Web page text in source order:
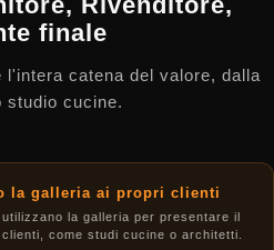
finale
l'intera catena del valore, dalla
studio cucine.
la galleria ai propri clienti
la galleria per presentare il
come studi cucine o architetti.